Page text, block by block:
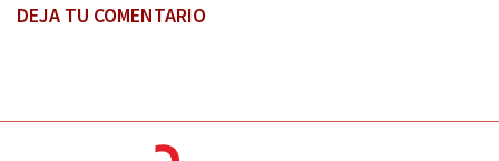
DEJA TU COMENTARIO